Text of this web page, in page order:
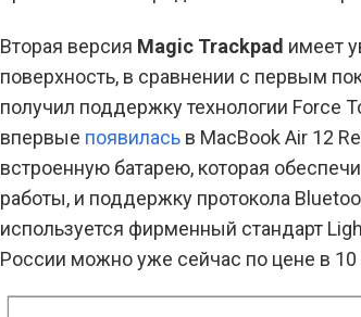
Вторая версия Magic Trackpad имеет
поверхность, в сравнении с первым
получил поддержку технологии Force
впервые появилась в MacBook Air 12
встроенную батарею, которая
работы, и поддержку протокола
используется фирменный стандарт
России можно уже сейчас по цене в 10